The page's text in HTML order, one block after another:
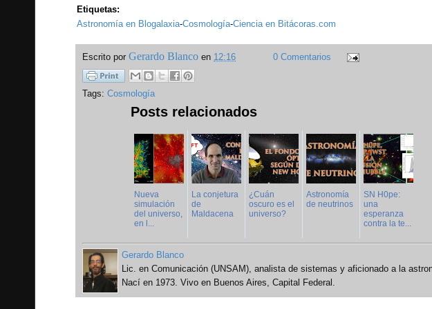
Etiquetas:
Astronomía en Blogalaxia-Cosmología-Ciencia en Bitácoras.com
Escrito por Gerardo Blanco en 12:16 0 Comentarios
Tags: Cosmología
Posts relacionados
Nueva
simulación
del universo,
en l...
La conjetura
de
Maldacena
¿Cuán
oscuro es el
universo?
Astronomía
de neutrinos
SN H0pe:
una
esperanza
contra la te...
Gerardo Blanco
Lic. en Comunicación (UNSAM), analista de sistemas y aficionado a la
Nací en 1973. Vivo en Buenos Aires, Capital Federal.